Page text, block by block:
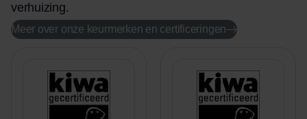
verhuizing.
Meer over onze keurmerken en certificeringen